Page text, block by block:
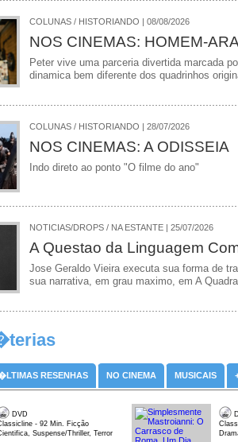
COLUNAS / HISTORIANDO | 08/08/2026
NOS CINEMAS: HOMEM-
Peter vive uma parceria divertida marcada
dinamica bem diferente dos quadrinhos
COLUNAS / HISTORIANDO | 28/07/2026
NOS CINEMAS: A ODISSEIA
Indo direto ao ponto "O filme do ano"
NOTICIAS/DROPS / NA ESTANTE | 25/07/2026
A Questao da Linguagem
Jose Geraldo Vieira executa sua forma de
sua narrativa, em grau maximo, em A
RESENHAS NO CINEMA MUSICAIS
DVD
- 92 Min. Ficção
Suspense/Thriller, Terror